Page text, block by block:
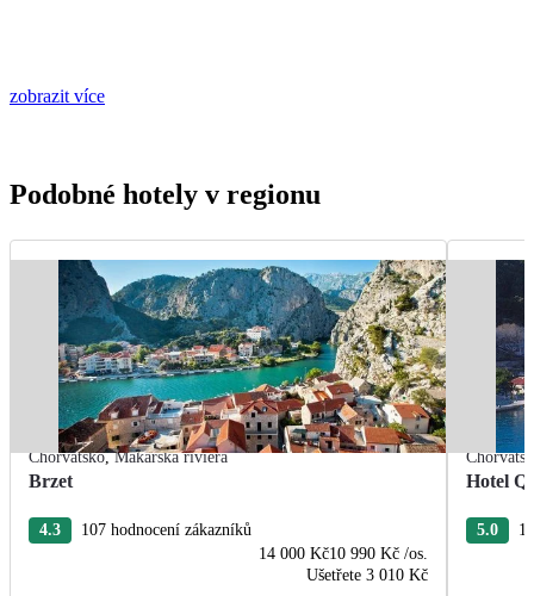
zobrazit více
Podobné hotely v regionu
Chorvatsko,Makarská riviéra
Brzet
4.3
107 hodnocení zákazníků
14 000 Kč10 990 Kč /os.
Ušetřete 3 010 Kč
Hotel
5.0